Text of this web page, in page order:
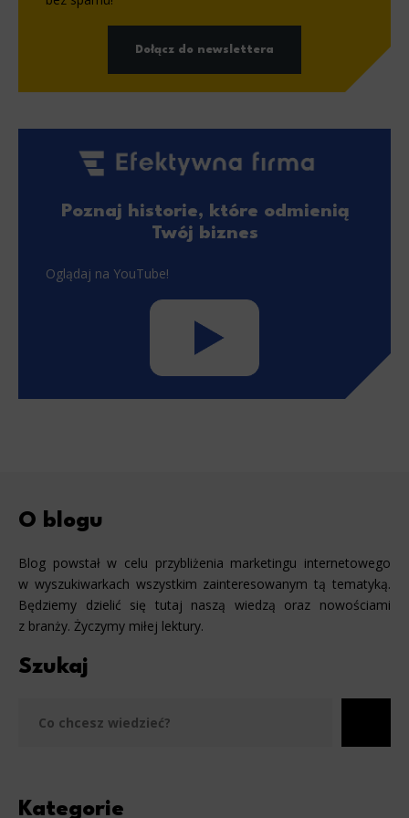
Dołącz do newslettera
Poznaj historie, które odmienią
Twój biznes
Oglądaj na YouTube!
O blogu
Blog powstał w celu przybliżenia marketingu internetowego
w wyszukiwarkach wszystkim zainteresowanym tą tematyką.
Będziemy dzielić się tutaj naszą wiedzą oraz nowościami
z branży. Życzymy miłej lektury.
Szukaj
Kategorie